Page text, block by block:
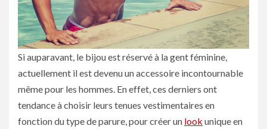
Si auparavant, le bijou est réservé à la gent féminine,
actuellement il est devenu un accessoire incontournable
même pour les hommes. En effet, ces derniers ont
tendance à choisir leurs tenues vestimentaires en
fonction du type de parure, pour créer un look unique en